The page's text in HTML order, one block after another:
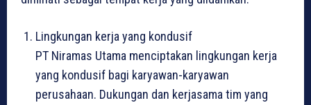
Lingkungan kerja yang kondusif
PT Niramas Utama menciptakan lingkungan kerja
yang kondusif bagi karyawan-karyawan
perusahaan. Dukungan dan kerjasama tim yang